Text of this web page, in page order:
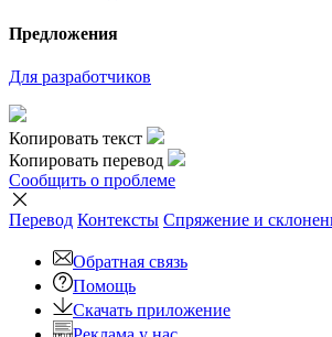
×
Но сейчас вы можете переводить только
один раз.
наверх
Условия использования
2010 - 2026
Select a language
Перевод английский,перевод русский
перевод французский
итальянский,перевод азербайджанский
перевод иврит,перевод казахский